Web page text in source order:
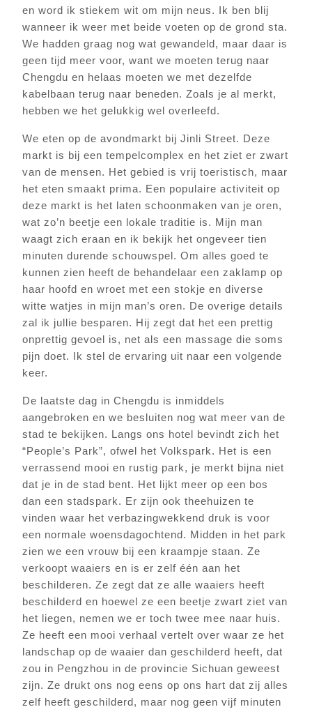
en word ik stiekem wit om mijn neus. Ik ben blij
wanneer ik weer met beide voeten op de grond sta.
We hadden graag nog wat gewandeld, maar daar is
geen tijd meer voor, want we moeten terug naar
Chengdu en helaas moeten we met dezelfde
kabelbaan terug naar beneden. Zoals je al merkt,
hebben we het gelukkig wel overleefd.
We eten op de avondmarkt bij Jinli Street. Deze
markt is bij een tempelcomplex en het ziet er zwart
van de mensen. Het gebied is vrij toeristisch, maar
het eten smaakt prima. Een populaire activiteit op
deze markt is het laten schoonmaken van je oren,
wat zo’n beetje een lokale traditie is. Mijn man
waagt zich eraan en ik bekijk het ongeveer tien
minuten durende schouwspel. Om alles goed te
kunnen zien heeft de behandelaar een zaklamp op
haar hoofd en wroet met een stokje en diverse
witte watjes in mijn man’s oren. De overige details
zal ik jullie besparen. Hij zegt dat het een prettig
onprettig gevoel is, net als een massage die soms
pijn doet. Ik stel de ervaring uit naar een volgende
keer.
De laatste dag in Chengdu is inmiddels
aangebroken en we besluiten nog wat meer van de
stad te bekijken. Langs ons hotel bevindt zich het
“People’s Park”, ofwel het Volkspark. Het is een
verrassend mooi en rustig park, je merkt bijna niet
dat je in de stad bent. Het lijkt meer op een bos
dan een stadspark. Er zijn ook theehuizen te
vinden waar het verbazingwekkend druk is voor
een normale woensdagochtend. Midden in het park
zien we een vrouw bij een kraampje staan. Ze
verkoopt waaiers en is er zelf één aan het
beschilderen. Ze zegt dat ze alle waaiers heeft
beschilderd en hoewel ze een beetje zwart ziet van
het liegen, nemen we er toch twee mee naar huis.
Ze heeft een mooi verhaal vertelt over waar ze het
landschap op de waaier dan geschilderd heeft, dat
zou in Pengzhou in de provincie Sichuan geweest
zijn. Ze drukt ons nog eens op ons hart dat zij alles
zelf heeft geschilderd, maar nog geen vijf minuten